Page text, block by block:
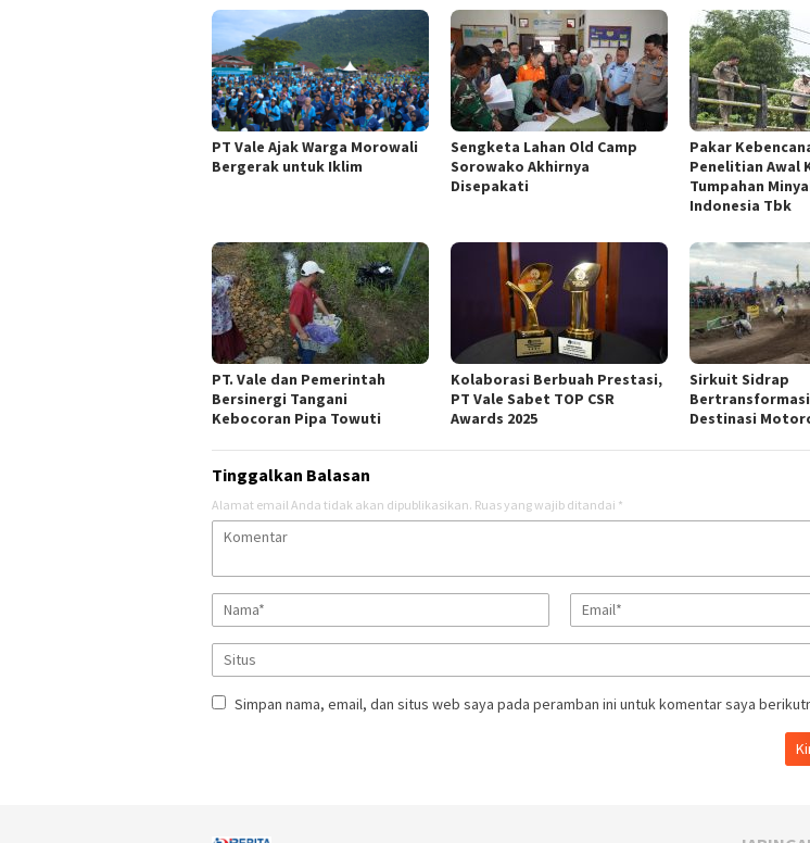
PT Vale Ajak Warga Morowali
Bergerak untuk Iklim
Sengketa Lahan Old Camp
Sorowako Akhirnya
Disepakati
Pakar
Penelitian Awal
Tumpahan
Indonesia Tbk
PT. Vale dan Pemerintah
Bersinergi Tangani
Kebocoran Pipa Towuti
Kolaborasi Berbuah Prestasi,
PT Vale Sabet TOP CSR
Awards 2025
Sirkuit Sidrap
Destinasi
Tinggalkan Balasan
Alamat email Anda tidak akan dipublikasikan. Ruas yang wajib ditandai *
Simpan nama, email, dan situs web saya pada peramban ini untuk komentar saya